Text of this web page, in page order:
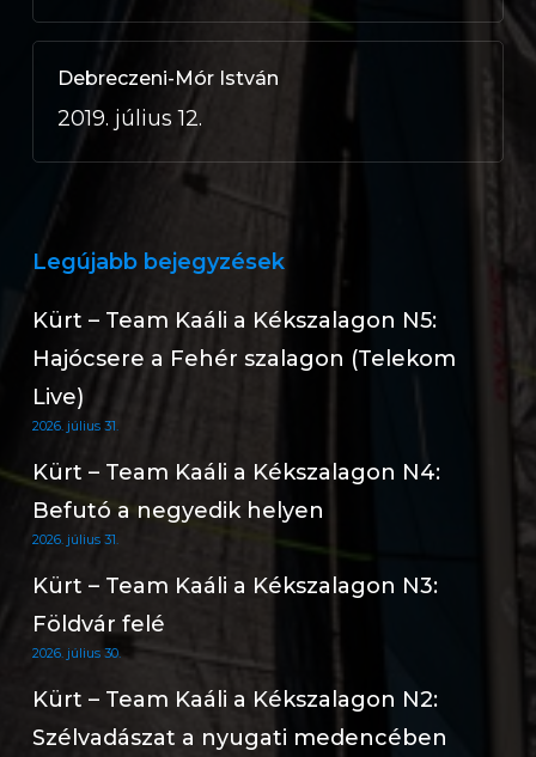
Debreczeni-Mór István
2019. július 12.
Legújabb bejegyzések
Kürt – Team Kaáli a Kékszalagon N5:
Hajócsere a Fehér szalagon (Telekom
Live)
2026. július 31.
Kürt – Team Kaáli a Kékszalagon N4:
Befutó a negyedik helyen
2026. július 31.
Kürt – Team Kaáli a Kékszalagon N3:
Földvár felé
2026. július 30.
Kürt – Team Kaáli a Kékszalagon N2:
Szélvadászat a nyugati medencében